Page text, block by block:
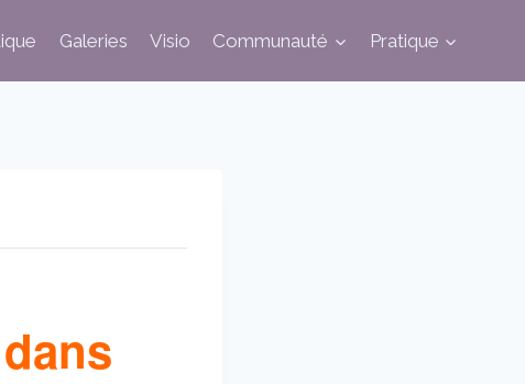
Galeries Visio Communauté Pratique